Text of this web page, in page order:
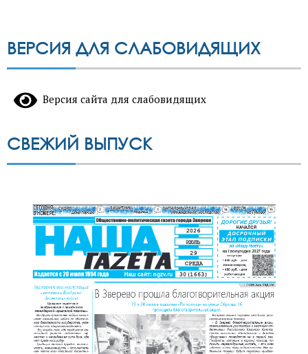
ВЕРСИЯ ДЛЯ СЛАБОВИДЯЩИХ
Версия сайта для слабовидящих
СВЕЖИЙ ВЫПУСК